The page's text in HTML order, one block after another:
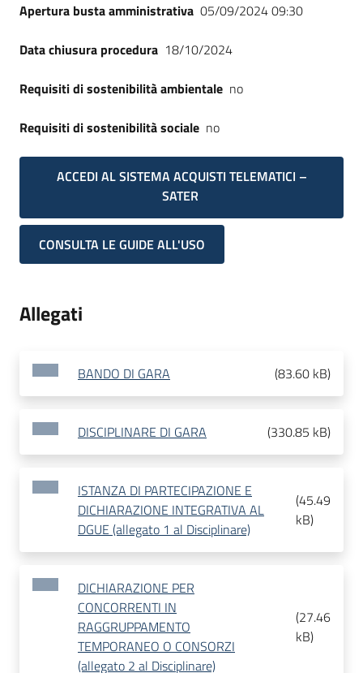
Apertura busta amministrativa 05/09/2024 09:30
Data chiusura procedura 18/10/2024
Requisiti di sostenibilità ambientale no
Requisiti di sostenibilità sociale no
ACCEDI AL SISTEMA ACQUISTI TELEMATICI –
SATER
CONSULTA LE GUIDE ALL'USO
Allegati
BANDO DI GARA (83.60 kB)
DISCIPLINARE DI GARA (330.85 kB)
ISTANZA DI PARTECIPAZIONE E
DICHIARAZIONE INTEGRATIVA AL
DGUE (allegato 1 al Disciplinare)
(45.49
kB)
DICHIARAZIONE PER
CONCORRENTI IN
RAGGRUPPAMENTO
TEMPORANEO O CONSORZI
(allegato 2 al Disciplinare)
(27.46
kB)